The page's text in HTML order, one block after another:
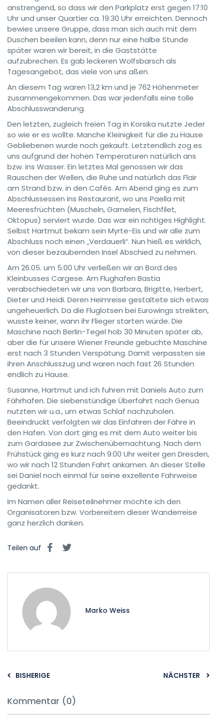
anstrengend, so dass wir den Parkplatz erst gegen 17:10
Uhr und unser Quartier ca. 19:30 Uhr erreichten. Dennoch
bewies unsere Gruppe, dass man sich auch mit dem
Duschen beeilen kann, denn nur eine halbe Stunde
später waren wir bereit, in die Gaststätte
aufzubrechen. Es gab leckeren Wolfsbarsch als
Tagesangebot, das viele von uns aßen.
An diesem Tag waren 13,2 km und je 762 Höhenmeter
zusammengekommen. Das war jedenfalls eine tolle
Abschlusswanderung.
Den letzten, zugleich freien Tag in Korsika nutzte Jeder
so wie er es wollte. Manche Kleinigkeit für die zu Hause
Gebliebenen wurde noch gekauft. Letztendlich zog es
uns aufgrund der hohen Temperaturen natürlich ans
bzw. ins Wasser. Ein letztes Mal genossen wir das
Rauschen der Wellen, die Ruhe und natürlich das Flair
am Strand bzw. in den Cafés. Am Abend ging es zum
Abschlussessen ins Restaurant, wo uns Paella mit
Meeresfrüchten (Muscheln, Garnelen, Fischfilet,
Oktopus) serviert wurde. Das war ein richtiges Highlight.
Selbst Hartmut bekam sein Myrte-Eis und wir alle zum
Abschluss noch einen „Verdauerli“. Nun hieß es wirklich,
von dieser bezaubernden Insel Abschied zu nehmen.
Am 26.05. um 5:00 Uhr verließen wir an Bord des
Kleinbusses Cargese. Am Flughafen Bastia
verabschiedeten wir uns von Barbara, Brigitte, Herbert,
Dieter und Heidi. Deren Heimreise gestaltete sich etwas
ungeheuerlich. Da die Fluglotsen bei Eurowings streikten,
wusste keiner, wann ihr Flieger starten würde. Die
Maschine nach Berlin-Tegel hob 30 Minuten später ab,
aber die für unsere Wiener Freunde gebuchte Maschine
erst nach 3 Stunden Verspätung. Damit verpassten sie
ihren Anschlusszug und waren nach fast 26 Stunden
endlich zu Hause.
Susanne, Hartmut und ich fuhren mit Daniels Auto zum
Fährhafen. Die siebenstündige Überfahrt nach Genua
nutzten wir u.a., um etwas Schlaf nachzuholen.
Beeindruckt verfolgten wir das Einfahren der Fähre in
den Hafen. Von dort ging es mit dem Auto weiter bis
zum Gardasee zur Zwischenübernachtung. Nach dem
Frühstück ging es kurz nach 9:00 Uhr weiter gen Dresden,
wo wir nach 12 Stunden Fahrt ankamen. An dieser Stelle
sei Daniel noch einmal für seine exzellente Fahrweise
gedankt.
Im Namen aller Reiseteilnehmer möchte ich den
Organisatoren bzw. Vorbereitern dieser Wanderreise
ganz herzlich danken.
Teilen auf
Marko Weiss
BISHERIGE NÄCHSTER
Kommentar (0)